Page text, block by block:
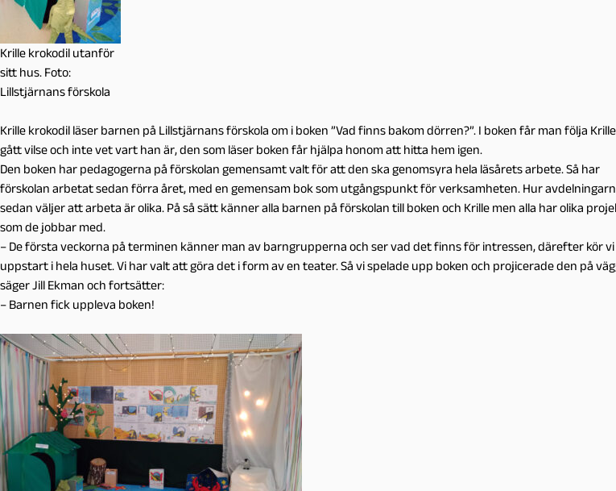
Krille krokodil utanför
sitt hus. Foto:
Lillstjärnans förskola
Krille krokodil läser barnen på Lillstjärnans förskola om i boken ”Vad finns bakom dörren?”. I boken får man följa
gått vilse och inte vet vart han är, den som läser boken får hjälpa honom att hitta hem igen.
Den boken har pedagogerna på förskolan gemensamt valt för att den ska genomsyra hela läsårets arbete. Så har
förskolan arbetat sedan förra året, med en gemensam bok som utgångspunkt för verksamheten. Hur
sedan väljer att arbeta är olika. På så sätt känner alla barnen på förskolan till boken och Krille men alla har olika
som de jobbar med.
– De första veckorna på terminen känner man av barngrupperna och ser vad det finns för intressen, därefter kör vi
uppstart i hela huset. Vi har valt att göra det i form av en teater. Så vi spelade upp boken och projicerade den på
säger Jill Ekman och fortsätter:
– Barnen fick uppleva boken!